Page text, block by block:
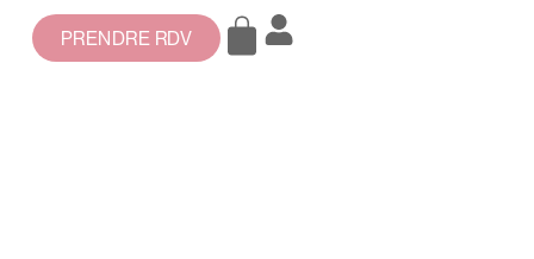
PRENDRE RDV